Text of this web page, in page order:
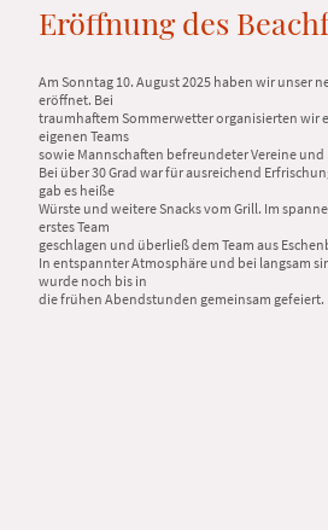
Eröffnung des
Am Sonntag 10. August 2025 haben wir unser
eröffnet. Bei
traumhaftem Sommerwetter organisierten wir
eigenen Teams
sowie Mannschaften befreundeter Vereine und
Bei über 30 Grad war für ausreichend
gab es heiße
Würste und weitere Snacks vom Grill. Im
erstes Team
geschlagen und überließ dem Team aus
In entspannter Atmosphäre und bei langsam
wurde noch bis in
die frühen Abendstunden gemeinsam gefeiert.